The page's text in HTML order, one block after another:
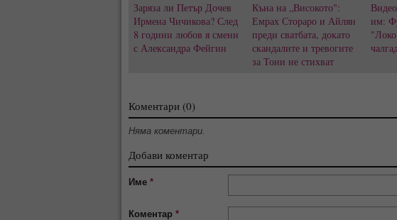
Заряза ли Петър Дочев
Ирмена Чичикова? След
8 години любов я смени
с Александра Фейгин
Къна на „Високото":
Емрах Стораро и Айлян
преди сватбата, докато
скандалите и тревогите
за Тони не стихват
им:
Коментари (0)
Няма коментари.
Добави коментар
Име *
Коментар *